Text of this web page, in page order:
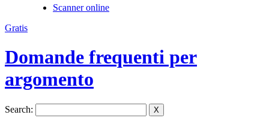
Scanner online
Gratis
Domande frequenti per
argomento
Search: X